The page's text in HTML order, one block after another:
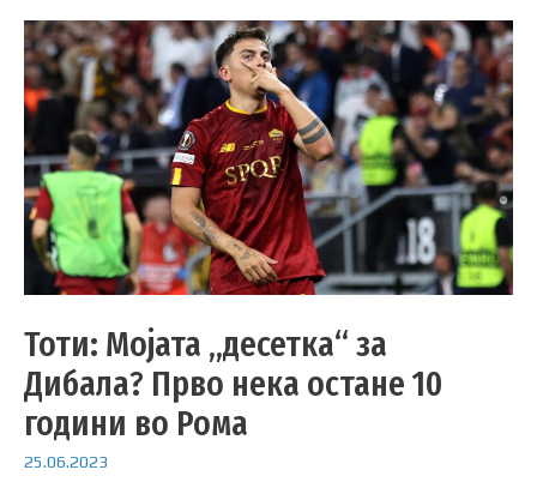
Тоти: Мојата „десетка“ за
Дибала? Прво нека остане 10
години во Рома
25.06.2023